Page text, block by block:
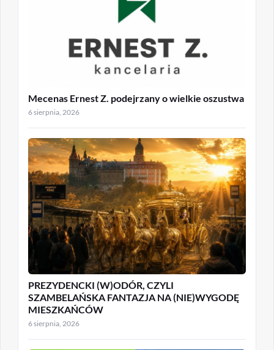
Mecenas Ernest Z. podejrzany o wielkie oszustwa
6 sierpnia, 2026
PREZYDENCKI (W)ODÓR, CZYLI
SZAMBELAŃSKA FANTAZJA NA (NIE)WYGODĘ
MIESZKAŃCÓW
6 sierpnia, 2026